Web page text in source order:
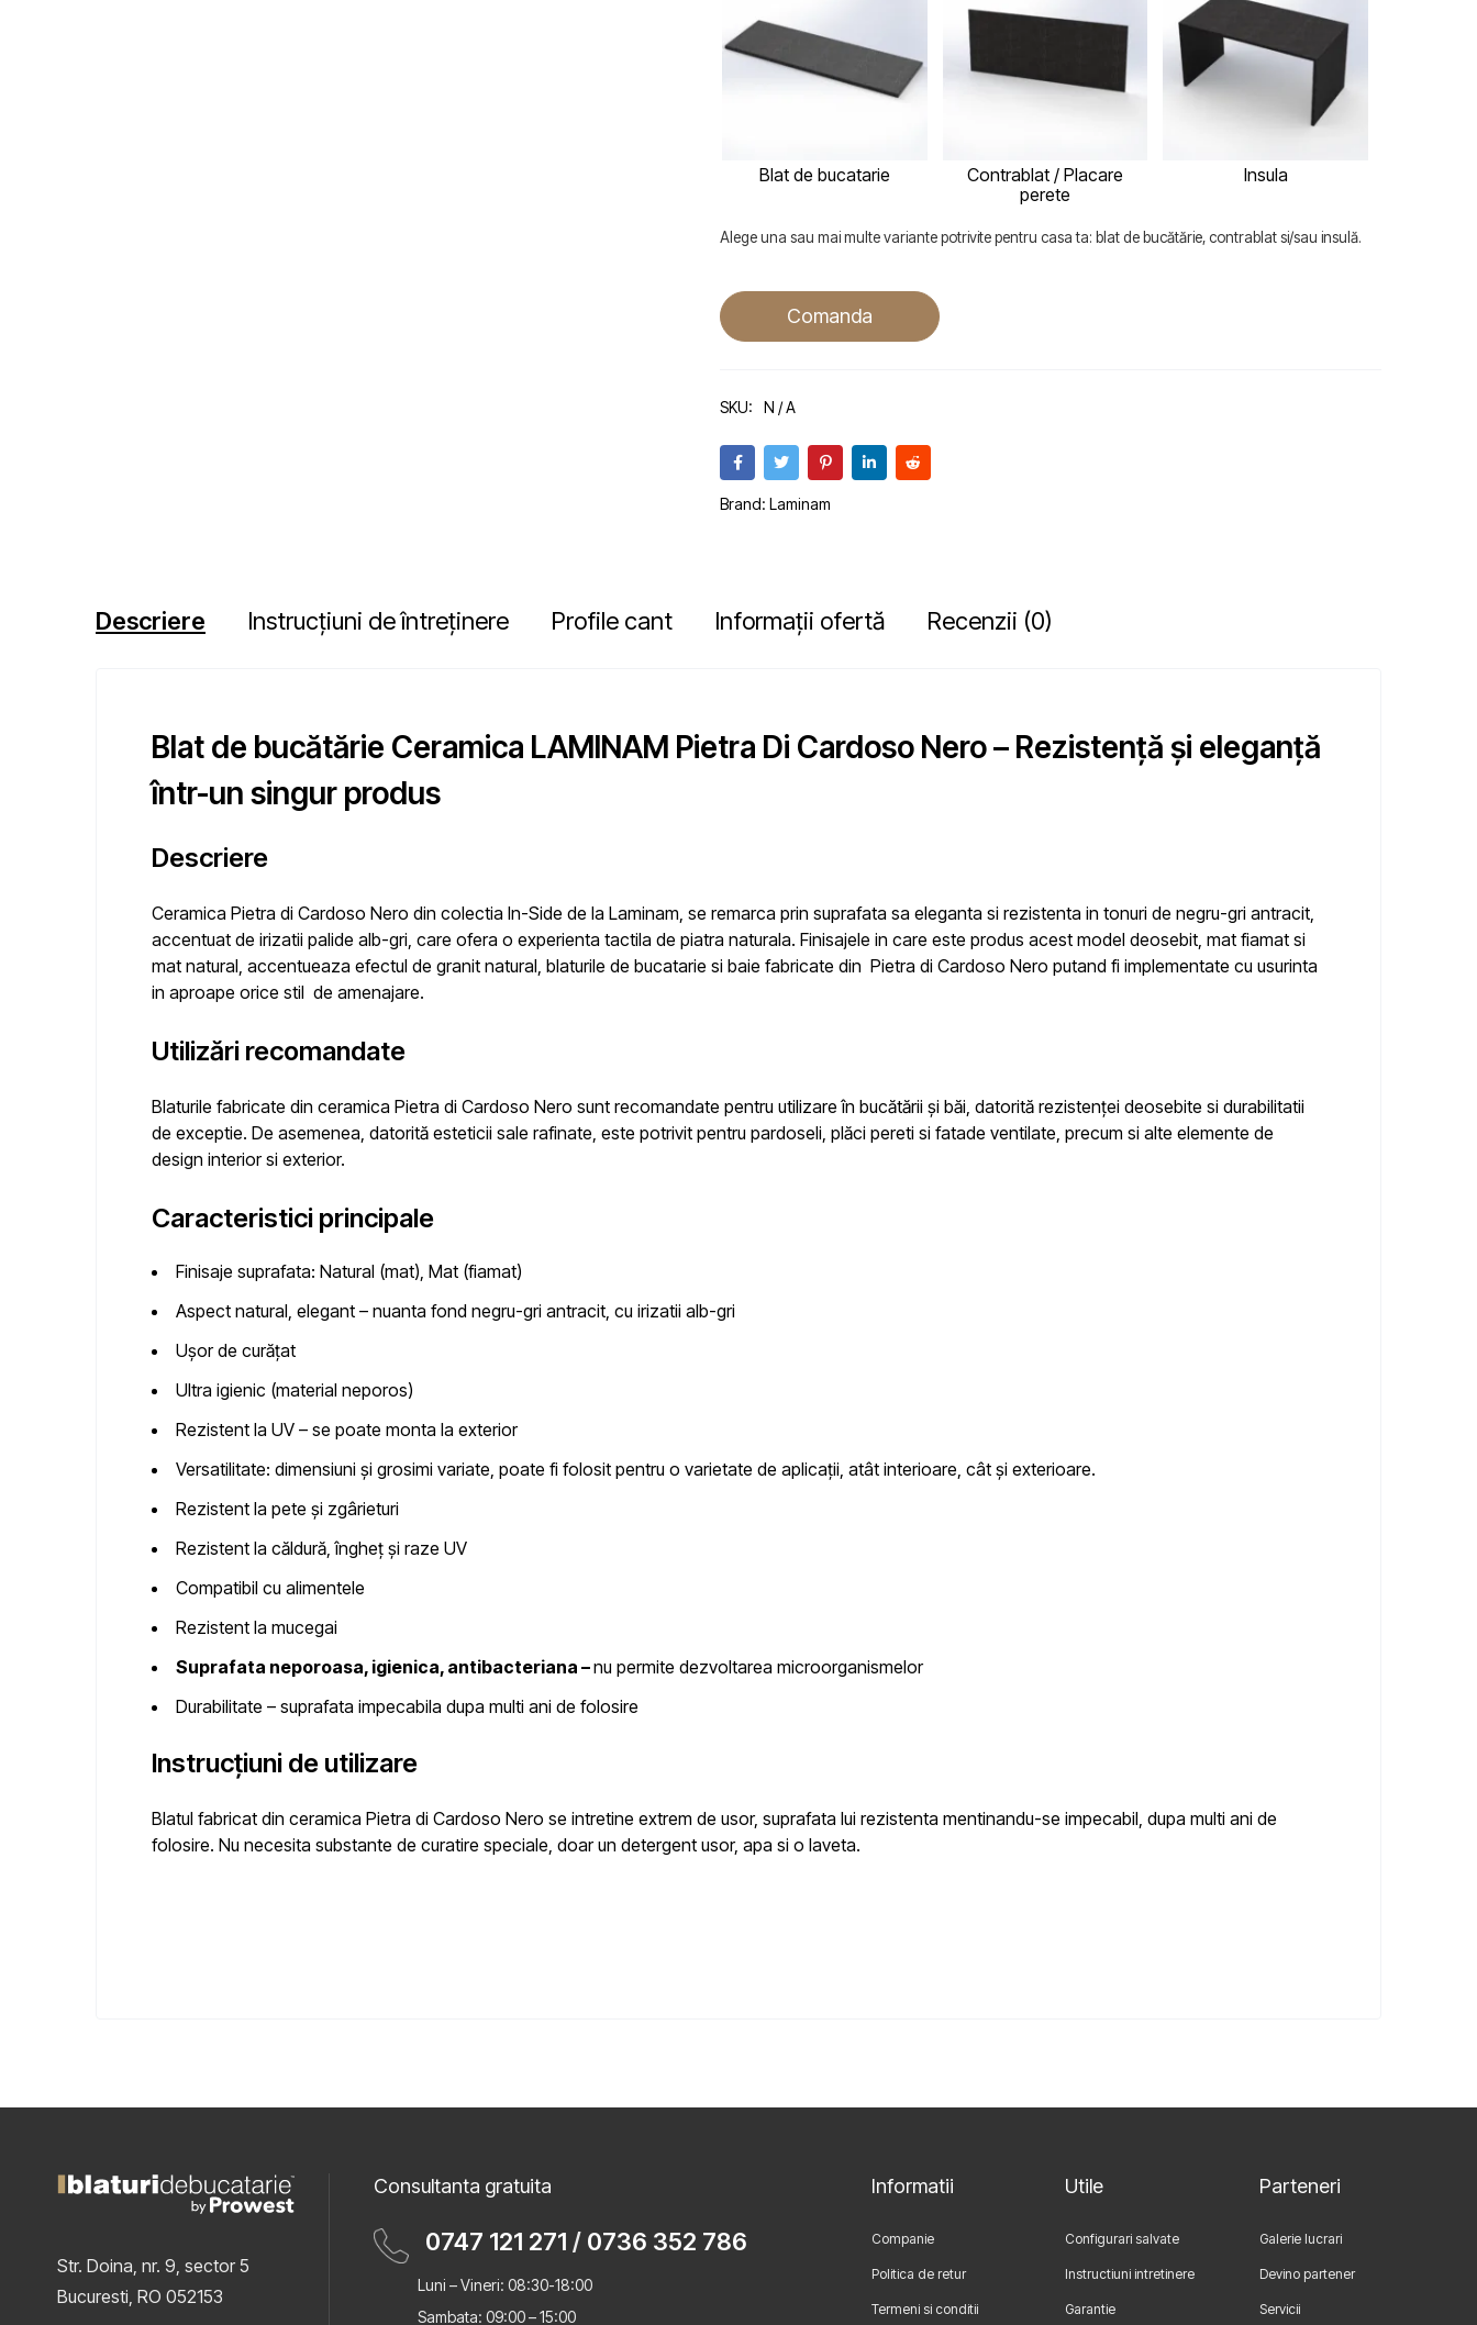
Blat de bucatarie
Contrablat / Placare
perete
Insula
Alege una sau mai multe variante potrivite pentru casa ta: blat de bucătărie, contrablat si/sau insulă.
Comanda
SKU: N / A
Brand:Laminam
Descriere Instrucțiuni de întreținere Profile cant Informații ofertă Recenzii (0)
Blat de bucătărie Ceramica LAMINAM Pietra Di Cardoso Nero – Rezistență și eleganță
într-un singur produs
Descriere
Ceramica Pietra di Cardoso Nero din colectia In-Side de la Laminam, se remarca prin suprafata sa eleganta si rezistenta in tonuri de negru-gri antracit,
accentuat de irizatii palide alb-gri, care ofera o experienta tactila de piatra naturala. Finisajele in care este produs acest model deosebit, mat fiamat si
mat natural, accentueaza efectul de granit natural, blaturile de bucatarie si baie fabricate din Pietra di Cardoso Nero putand fi implementate cu usurinta
in aproape orice stil de amenajare.
Utilizări recomandate
Blaturile fabricate din ceramica Pietra di Cardoso Nero sunt recomandate pentru utilizare în bucătării și băi, datorită rezistenței deosebite si durabilitatii
de exceptie. De asemenea, datorită esteticii sale rafinate, este potrivit pentru pardoseli, plăci pereti si fatade ventilate, precum si alte elemente de
design interior si exterior.
Caracteristici principale
Finisaje suprafata: Natural (mat), Mat (fiamat)
Aspect natural, elegant – nuanta fond negru-gri antracit, cu irizatii alb-gri
Ușor de curățat
Ultra igienic (material neporos)
Rezistent la UV – se poate monta la exterior
Versatilitate: dimensiuni și grosimi variate, poate fi folosit pentru o varietate de aplicații, atât interioare, cât și exterioare.
Rezistent la pete și zgârieturi
Rezistent la căldură, îngheț și raze UV
Compatibil cu alimentele
Rezistent la mucegai
Suprafata neporoasa, igienica, antibacteriana –nu permite dezvoltarea microorganismelor
Durabilitate – suprafata impecabila dupa multi ani de folosire
Instrucțiuni de utilizare
Blatul fabricat din ceramica Pietra di Cardoso Nero se intretine extrem de usor, suprafata lui rezistenta mentinandu-se impecabil, dupa multi ani de
folosire. Nu necesita substante de curatire speciale, doar un detergent usor, apa si o laveta.
Str. Doina, nr. 9, sector 5
Bucuresti, RO 052153
Consultanta gratuita
0747 121 271 / 0736 352 786
Luni – Vineri: 08:30-18:00
Sambata: 09:00 – 15:00
Informatii
Companie
Politica de retur
Termeni si conditii
Utile
Configurari salvate
Instructiuni intretinere
Garantie
Parteneri
Galerie lucrari
Devino partener
Servicii